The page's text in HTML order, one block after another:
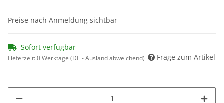
Preise nach Anmeldung sichtbar
Sofort verfügbar
Lieferzeit:0 Werktage (DE - Ausland abweichend) Frage zum Artikel